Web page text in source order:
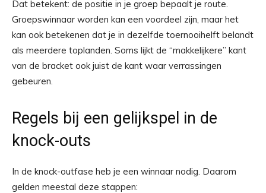
Dat betekent: de positie in je groep bepaalt je route.
Groepswinnaar worden kan een voordeel zijn, maar het
kan ook betekenen dat je in dezelfde toernooihelft belandt
als meerdere toplanden. Soms lijkt de “makkelijkere” kant
van de bracket ook juist de kant waar verrassingen
gebeuren.
Regels bij een gelijkspel in de
knock-outs
In de knock-outfase heb je een winnaar nodig. Daarom
gelden meestal deze stappen: